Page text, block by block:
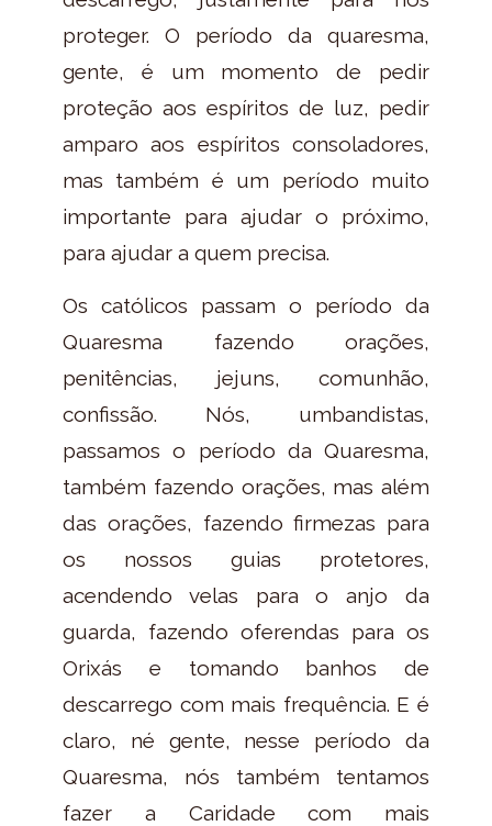
proteger. O período da quaresma,
gente, é um momento de pedir
proteção aos espíritos de luz, pedir
amparo aos espíritos consoladores,
mas também é um período muito
importante para ajudar o próximo,
para ajudar a quem precisa.
Os católicos passam o período da
Quaresma fazendo orações,
penitências, jejuns, comunhão,
confissão. Nós, umbandistas,
passamos o período da Quaresma,
também fazendo orações, mas além
das orações, fazendo firmezas para
os nossos guias protetores,
acendendo velas para o anjo da
guarda, fazendo oferendas para os
Orixás e tomando banhos de
descarrego com mais frequência. E é
claro, né gente, nesse período da
Quaresma, nós também tentamos
fazer a Caridade com mais